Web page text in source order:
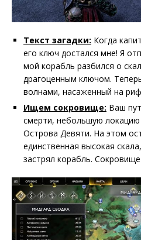
Текст загадки: Когда
его ключ достался мне! Я
мой корабль разбился о
драгоценным ключом.
волнами, насаженный на
Ищем сокровище: Ваш
смерти, небольшую локацию
Острова Девяти. На этом
единственная высокая
застрял корабль.